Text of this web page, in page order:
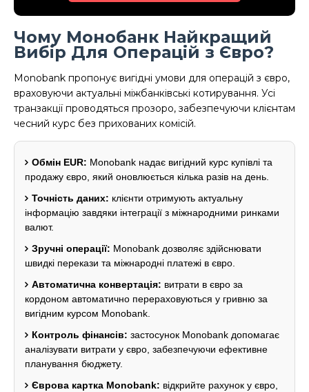
Чому Монобанк Найкращий
Вибір Для Операцій з Євро?
Monobank пропонує вигідні умови для операцій з євро,
враховуючи актуальні міжбанківські котирування. Усі
транзакції проводяться прозоро, забезпечуючи клієнтам
чесний курс без прихованих комісій.
Обмін EUR: Monobank надає вигідний курс купівлі та
продажу євро, який оновлюється кілька разів на день.
Точність даних: клієнти отримують актуальну
інформацію завдяки інтеграції з міжнародними ринками
валют.
Зручні операції: Monobank дозволяє здійснювати
швидкі перекази та міжнародні платежі в євро.
Автоматична конвертація: витрати в євро за
кордоном автоматично перераховуються у гривню за
вигідним курсом Monobank.
Контроль фінансів: застосунок Monobank допомагає
аналізувати витрати у євро, забезпечуючи ефективне
планування бюджету.
Єврова картка Monobank: відкрийте рахунок у євро,